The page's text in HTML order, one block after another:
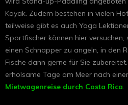
Kayak. Zudem bestehen in vielen
teilweise gibt es auch Yoga
Sportfischer können hier versuchen,
einen Schnapper zu angeln, in den
Fische dann gerne für Sie
erholsame Tage am Meer nach
Mietwagenreise durch Costa Rica